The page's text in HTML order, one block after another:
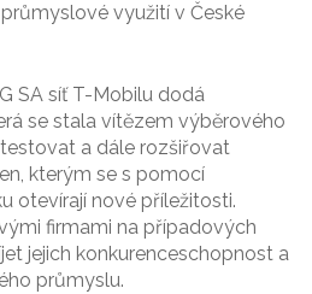
využití v České
SA síť T-Mobilu dodá
se stala vítězem výběrového
testovat a dále rozšiřovat
kterým se s pomocí
otevírají nové příležitosti.
firmami na případových
jejich konkurenceschopnost a
průmyslu.